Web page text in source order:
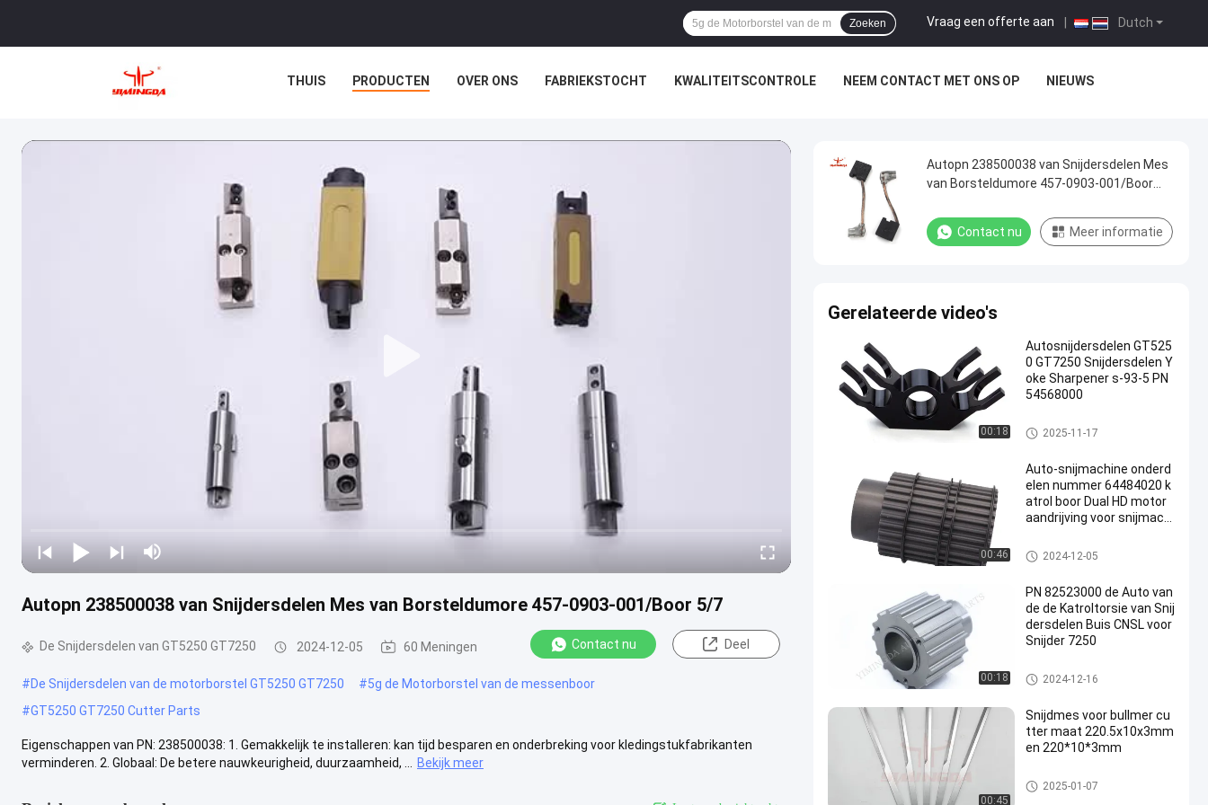
Dutch
Vraag een offerte aan
Zoeken
THUIS PRODUCTEN OVER ONS FABRIEKSTOCHT KWALITEITSCONTROLE NEEM CONTACT MET ONS OP NIEUWS
Autopn 238500038 van Snijdersdelen Mes van Borsteldumore 457-0903-001/Boor 5/7
De Snijdersdelen van GT5250 GT7250 2024-12-05 60 Meningen Contact nu Deel
#De Snijdersdelen van de motorborstel GT5250 GT7250 #5g de Motorborstel van de messenboor
#GT5250 GT7250 Cutter Parts
Eigenschappen van PN: 238500038: 1. Gemakkelijk te installeren: kan tijd besparen en onderbreking voor kledingstukfabrikanten
verminderen. 2. Globaal: De betere nauwkeurigheid, duurzaamheid, ...
Bekijk meer
Autopn 238500038 van Snijdersdelen Mes
van Borsteldumore 457-0903-001/Boor
Contact nu Meer informatie
Gerelateerde video's
00:18
Autosnijdersdelen GT525
0 GT7250 Snijdersdelen Y
oke Sharpener s-93-5 PN
54568000
De Snijdersdelen van GT5250
GT7250
2025-11-17
00:46
Auto-snijmachine onderd
elen nummer 64484020 k
atrol boor Dual HD motor
aandrijving voor snijmachi
De Snijdersdelen van GT5250
GT7250
2024-12-05
00:18
PN 82523000 de Auto van
de de Katroltorsie van Snij
dersdelen Buis CNSL voor
Snijder 7250
De Snijdersdelen van GT5250
GT7250
2024-12-16
00:45
Snijdmes voor bullmer cu
tter maat 220.5x10x3mm
en 220*10*3mm
Het Blad van het snijdersmes
2025-01-07